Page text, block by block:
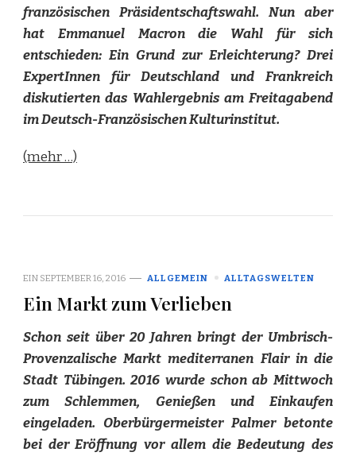
französischen Präsidentschaftswahl. Nun aber
hat Emmanuel Macron die Wahl für sich
entschieden: Ein Grund zur Erleichterung? Drei
ExpertInnen für Deutschland und Frankreich
diskutierten das Wahlergebnis am Freitagabend
im Deutsch-Französischen Kulturinstitut.
(mehr …)
EIN SEPTEMBER 16, 2016 ALLGEMEIN ALLTAGSWELTEN
Ein Markt zum Verlieben
Schon seit über 20 Jahren bringt der Umbrisch-
Provenzalische Markt mediterranen Flair in die
Stadt Tübingen. 2016 wurde schon ab Mittwoch
zum Schlemmen, Genießen und Einkaufen
eingeladen. Oberbürgermeister Palmer betonte
bei der Eröffnung vor allem die Bedeutung des